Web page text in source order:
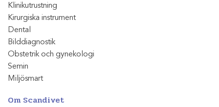
Klinikutrustning
Kirurgiska instrument
Dental
Bilddiagnostik
Obstetrik och gynekologi
Semin
Miljösmart
Om Scandivet